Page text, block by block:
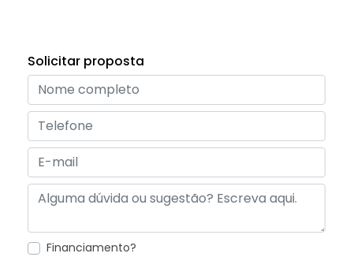
Solicitar proposta
Financiamento?